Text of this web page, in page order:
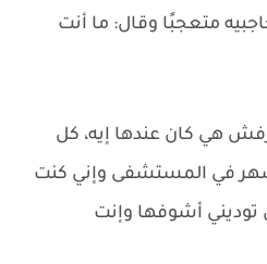
متعجبًا وقال: ما أنت
هي كان عندها إيه، كل
شهر في المستشفى وإني كنت
أشوفها وإنت